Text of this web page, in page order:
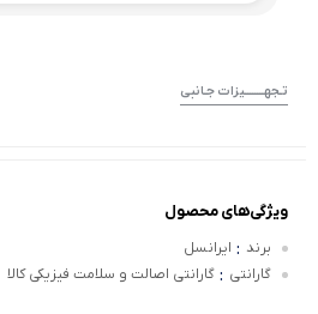
تـجهــــــــیزات جـانبی
ویژگی‌های محصول
برند : ایرانسل
گارانتی : گارانتی اصالت و سلامت فیزیکی کالا